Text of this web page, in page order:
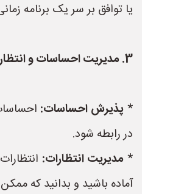
یا توافق بر سر یک برنامه
3. مدیریت احساسات و انتظارات:
* پذیرش احساسات:
در رابطه شود.
* مدیریت انتظارات:
آماده باشید و بدانید که